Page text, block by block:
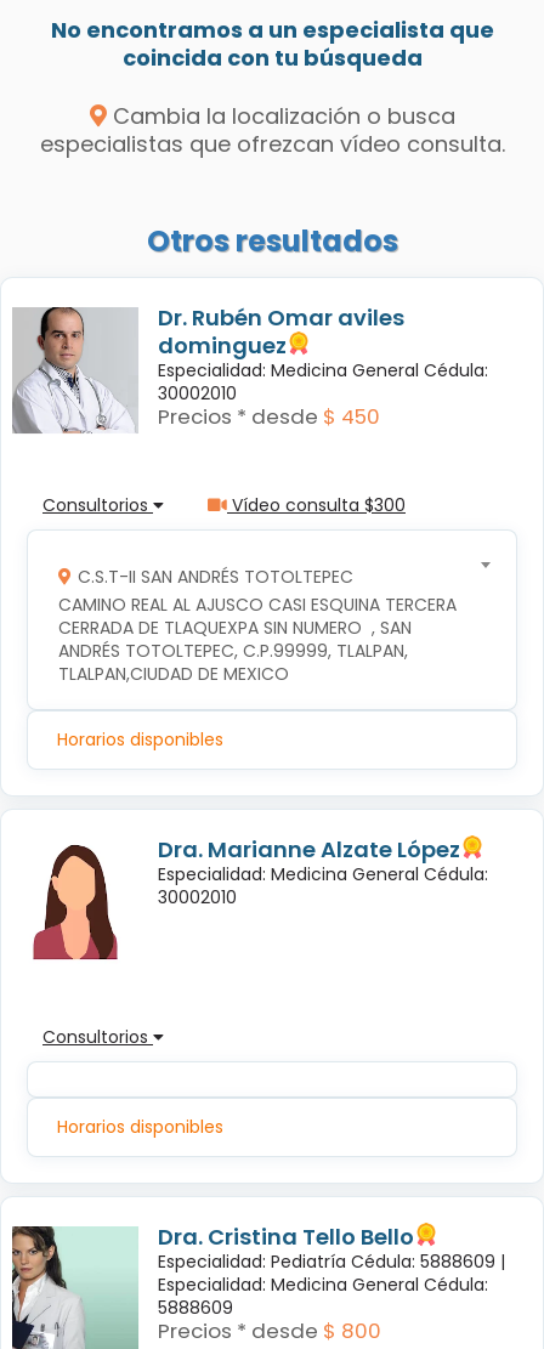
No encontramos a un especialista que
coincida con tu búsqueda
Cambia la localización o busca
especialistas que ofrezcan vídeo consulta.
Otros resultados
Dr. Rubén Omar aviles
dominguez
Especialidad: Medicina General Cédula:
30002010
Precios * desde $ 450
Consultorios Vídeo consulta $300
C.S.T-II SAN ANDRÉS TOTOLTEPEC
CAMINO REAL AL AJUSCO CASI ESQUINA TERCERA
CERRADA DE TLAQUEXPA SIN NUMERO  , SAN
ANDRÉS TOTOLTEPEC, C.P.99999, TLALPAN,
TLALPAN,CIUDAD DE MEXICO
Horarios disponibles
Dra. Marianne Alzate López
Especialidad: Medicina General Cédula:
30002010
Consultorios
Horarios disponibles
Dra. Cristina Tello Bello
Especialidad: Pediatría Cédula: 5888609 |
Especialidad: Medicina General Cédula:
5888609
Precios * desde $ 800